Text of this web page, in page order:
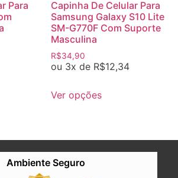
Para
Capinha De Celular Para
Samsung Galaxy S10 Lite
SM-G770F Com Suporte
Masculina
R$34,90
ou 3x de R$12,34
Ver opções
Ambiente Seguro